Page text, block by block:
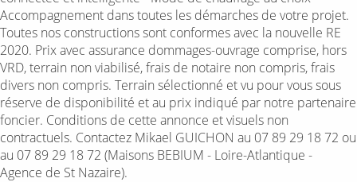
Accompagnement dans toutes les démarches de votre projet.
Toutes nos constructions sont conformes avec la nouvelle RE
2020. Prix avec assurance dommages-ouvrage comprise, hors
VRD, terrain non viabilisé, frais de notaire non compris, frais
divers non compris. Terrain sélectionné et vu pour vous sous
réserve de disponibilité et au prix indiqué par notre partenaire
foncier. Conditions de cette annonce et visuels non
contractuels. Contactez Mikael GUICHON au 07 89 29 18 72 ou
au 07 89 29 18 72 (Maisons BEBIUM - Loire-Atlantique -
Agence de St Nazaire).